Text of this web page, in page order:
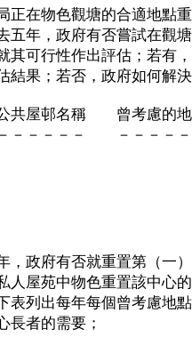
正在物色觀塘的合適地點
五年，政府有否嘗試在觀
其可行性作出評估；若有
結果；若否，政府如何解
稱 曾考慮的地點
－ －－－－－－
，政府有否就重置第（一
人屋苑中物色重置該中心
表列出每年每個曾考慮地
長者的需要；